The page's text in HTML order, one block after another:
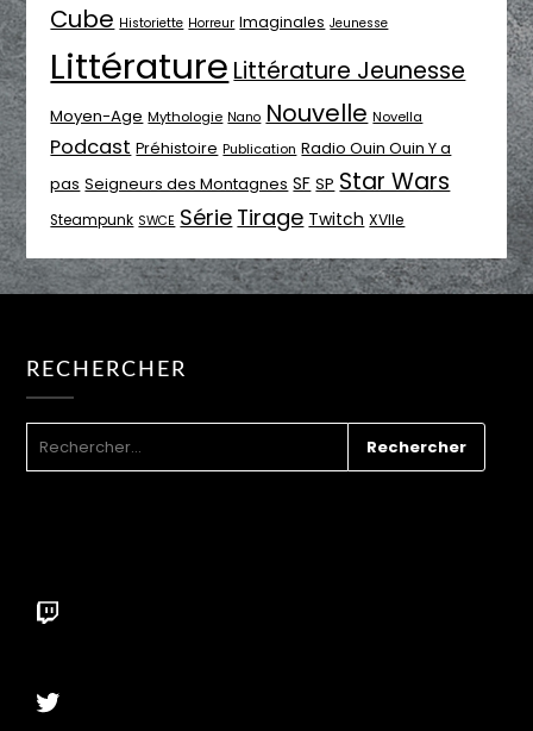
Cube Historiette Horreur Imaginales Jeunesse
Littérature Littérature Jeunesse
Moyen-Age Mythologie Nano Nouvelle Novella
Podcast Préhistoire Publication Radio Ouin Ouin Y a
pas Seigneurs des Montagnes SF SP Star Wars
Steampunk SWCE Série Tirage Twitch XVIIe
RECHERCHER
Twitch
Twitter